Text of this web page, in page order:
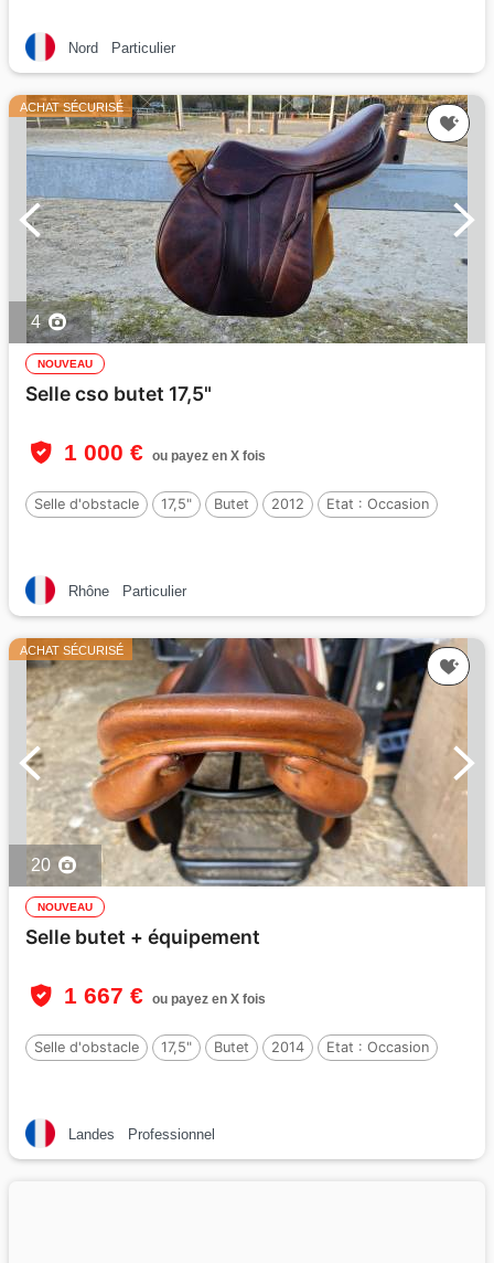
Nord Particulier
ACHAT SÉCURISÉ
4
NOUVEAU
Selle cso butet 17,5"
1 000 € ou payez en X fois
Selle d'obstacle 17,5" Butet 2012 Etat : Occasion
Rhône Particulier
ACHAT SÉCURISÉ
20
NOUVEAU
Selle butet + équipement
1 667 € ou payez en X fois
Selle d'obstacle 17,5" Butet 2014 Etat : Occasion
Landes Professionnel